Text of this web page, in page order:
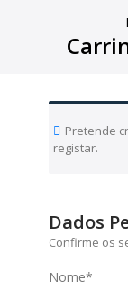
Pretende
registar.
Dados
Confirme os
Nome*